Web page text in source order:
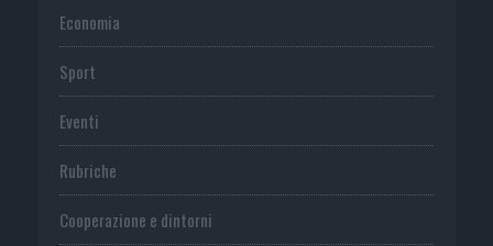
Economia
Sport
Eventi
Rubriche
Cooperazione e dintorni